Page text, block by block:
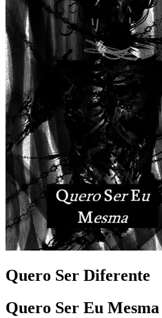
Quero Ser Diferente
Quero Ser Eu Mesma